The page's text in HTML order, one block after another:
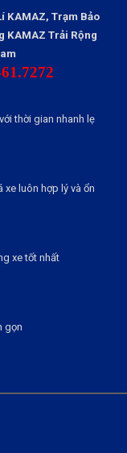
KAMAZ, Trạm Bảo
KAMAZ Trải Rộng
thời gian nhanh lẹ
luôn hợp lý và ổn
xe tốt nhất
gọn